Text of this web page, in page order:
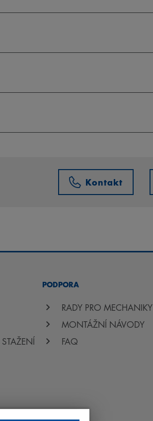
Kontakt
STAŽENÍ
PODPORA
RADY PRO MECHANIKY
MONTÁŽNÍ NÁVODY
FAQ